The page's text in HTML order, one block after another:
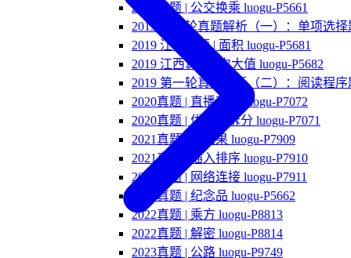
2019真题 | 公交换乘 luogu-P5661
2019 第一轮真题解析（一）：单项选择
2019 江西真题 | 面积 luogu-P5681
2019 江西真题 | 次大值 luogu-P5682
2019 第一轮真题解析（二）：阅读程序
2020真题 | 直播获奖 luogu-P7072
2020真题 | 优秀的拆分 luogu-P7071
2021真题 | 分糖果 luogu-P7909
2021真题 | 插入排序 luogu-P7910
2021真题 | 网络连接 luogu-P7911
2019真题 | 纪念品 luogu-P5662
2022真题 | 乘方 luogu-P8813
2022真题 | 解密 luogu-P8814
2023真题 | 公路 luogu-P9749